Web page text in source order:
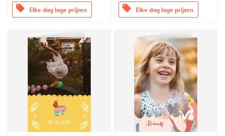
offers Elke dag lage prijzen offers Elke dag lage prijzen